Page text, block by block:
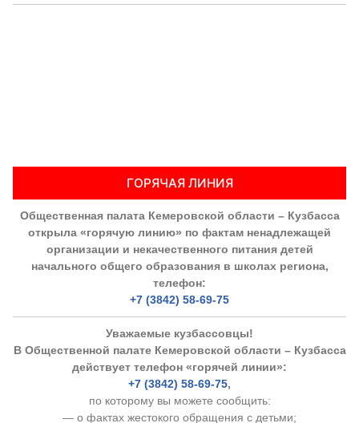
ГОРЯЧАЯ ЛИНИЯ
Общественная палата Кемеровской области – Кузбасса
открыла «горячую линию» по фактам ненадлежащей
организации и некачественного питания детей
начального общего образования в школах региона,
телефон:
+7 (3842) 58-69-75
Уважаемые кузбассовцы!
В Общественной палате Кемеровской области – Кузбасса
действует телефон «горячей линии»:
+7 (3842) 58-69-75,
по которому вы можете сообщить:
— о фактах жестокого обращения с детьми;